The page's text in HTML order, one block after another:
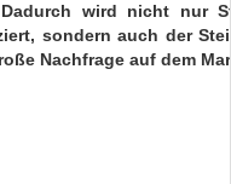
wird nicht nur
sondern auch der
Nachfrage auf dem